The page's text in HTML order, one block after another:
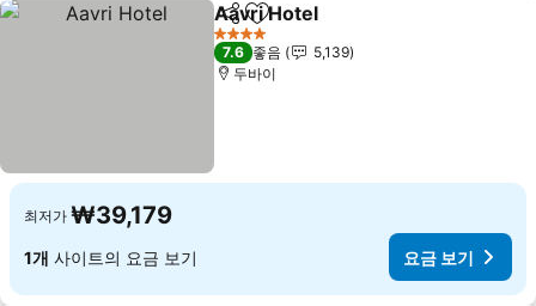
공유 즐겨찾기에 추가
Aavri Hotel
4 성급
7.6 좋음
5,139
두바이
최저가 ₩39,179
1개 사이트의 요금 보기 요금 보기